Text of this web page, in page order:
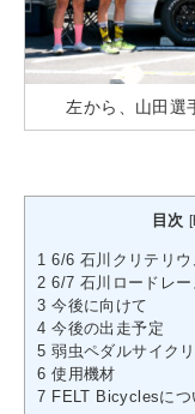
左から、山田選
目次 [
1 6/6 石川クリテリウ
2 6/7 石川ロードレー
3 今後に向けて
4 今後の出走予定
5 弱虫ペダルサイク
6 使用機材
7 FELT Bicyclesにつ